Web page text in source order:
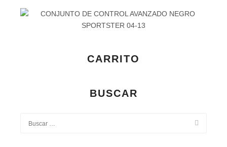
CARRITO
BUSCAR